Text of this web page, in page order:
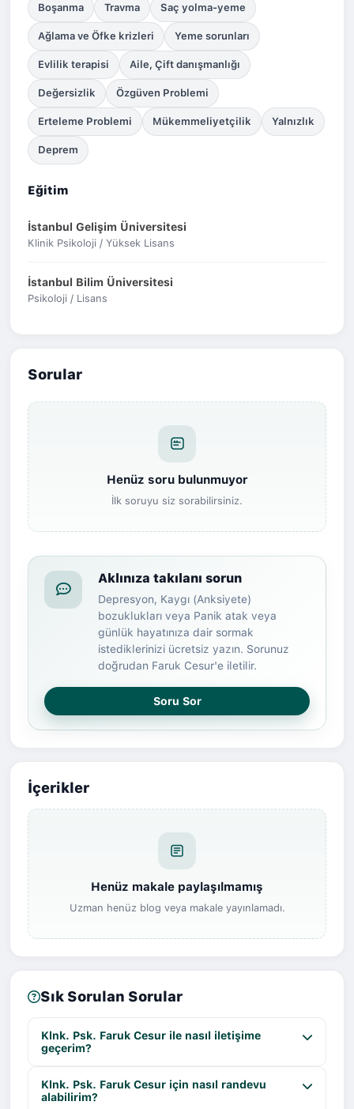
Boşanma Travma Saç yolma-yeme
Ağlama ve Öfke krizleri Yeme sorunları
Evlilik terapisi Aile, Çift danışmanlığı
Değersizlik Özgüven Problemi
Erteleme Problemi Mükemmeliyetçilik Yalnızlık
Deprem
Eğitim
İstanbul Gelişim Üniversitesi
Klinik Psikoloji / Yüksek Lisans
İstanbul Bilim Üniversitesi
Psikoloji / Lisans
Sorular
Henüz soru bulunmuyor
İlk soruyu siz sorabilirsiniz.
Aklınıza takılanı sorun
Depresyon, Kaygı (Anksiyete)
bozuklukları veya Panik atak veya
günlük hayatınıza dair sormak
istediklerinizi ücretsiz yazın. Sorunuz
doğrudan Faruk Cesur'e iletilir.
Soru Sor
İçerikler
Henüz makale paylaşılmamış
Uzman henüz blog veya makale yayınlamadı.
Sık Sorulan Sorular
Klnk. Psk. Faruk Cesur ile nasıl iletişime
geçerim?
Klnk. Psk. Faruk Cesur için nasıl randevu
alabilirim?